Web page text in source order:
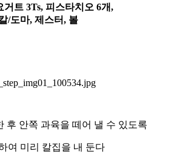
거트 3Ts, 피스타치오 6개,
/도마, 제스터, 볼
후 안쪽 과육을 떼어 낼 수 있도록
여 미리 칼집을 내 둔다